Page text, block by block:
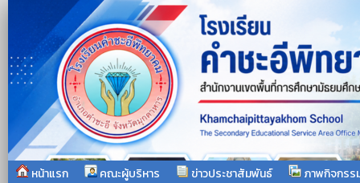
หน้าแรก คณะผู้บริหาร ข่าวประชาสัมพันธ์ ภาพกิจกรร